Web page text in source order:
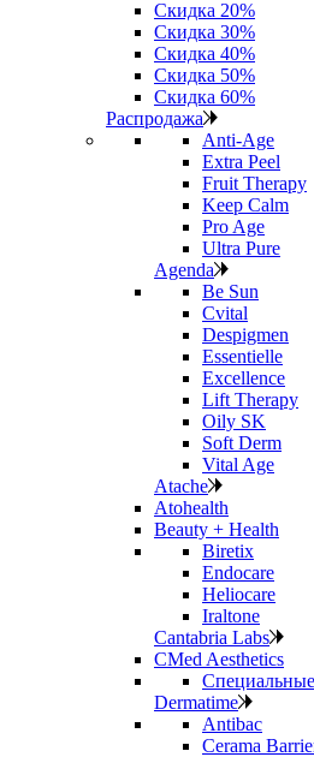
Скидка 20%
Скидка 30%
Скидка 40%
Скидка 50%
Скидка 60%
Распродажа
Anti‑Age
Extra Peel
Fruit Therapy
Keep Calm
Pro Age
Ultra Pure
Agenda
Be Sun
Cvital
Despigmen
Essentielle
Excellence
Lift Therapy
Oily SK
Soft Derm
Vital Age
Atache
Atohealth
Beauty + Health
Biretix
Endocare
Heliocare
Iraltone
Cantabria Labs
CMed Aesthetics
Dermatime
Antibac
Cerama